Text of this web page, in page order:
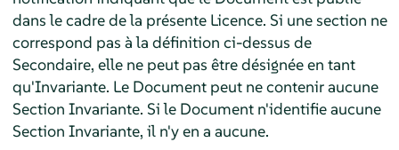
dans le cadre de la présente Licence. Si une section ne
correspond pas à la définition ci-dessus de
Secondaire, elle ne peut pas être désignée en tant
qu'Invariante. Le Document peut ne contenir aucune
Section Invariante. Si le Document n'identifie aucune
Section Invariante, il n'y en a aucune.